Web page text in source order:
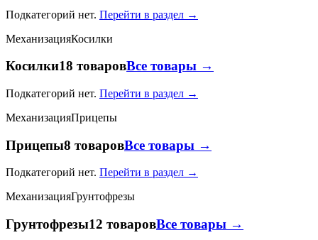
Подкатегорий нет. Перейти в раздел →
МеханизацияКосилки
Косилки18 товаровВсе товары →
Подкатегорий нет. Перейти в раздел →
МеханизацияПрицепы
Прицепы8 товаровВсе товары →
Подкатегорий нет. Перейти в раздел →
МеханизацияГрунтофрезы
Грунтофрезы12 товаровВсе товары →